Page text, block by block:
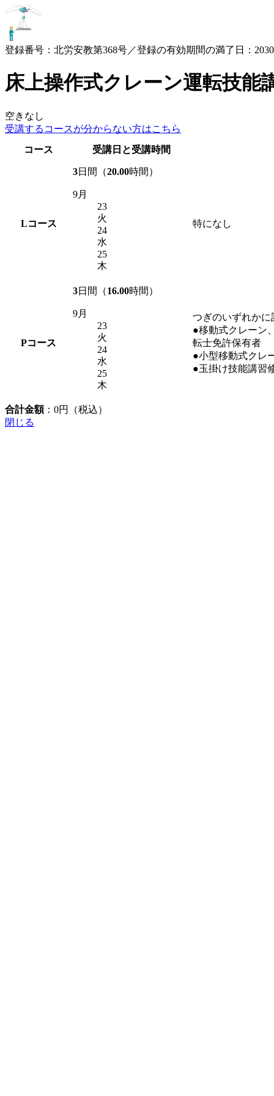
登録番号：北労安教第368号／登録の有効期間の満了日：
床上操作式クレーン運転技能
空きなし
受講するコースが分からない方はこちら
コース
受講日と受講時間
Lコース
3日間（20.00時間）
9月
23
火
24
水
25
木
特になし
Pコース
3日間（16.00時間）
9月
23
火
24
水
25
木
つぎのいずれかに
●移動式クレーン
転士免許保有者
●小型移動式クレ
●玉掛け技能講習
合計金額： 0円（税込）
閉じる